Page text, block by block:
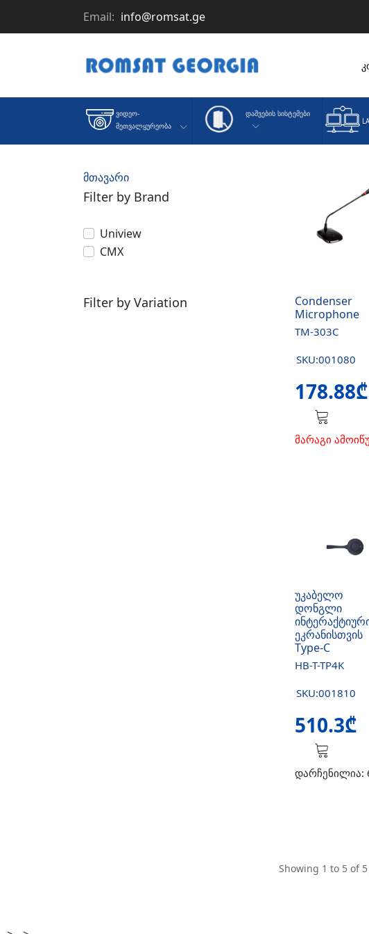
Email: info@romsat.ge
Ვიდეო-
Მეთვალყურეობა
Დაშვების Სისტემები
მთავარი
Filter by Brand
Uniview
CMX
Filter by Variation
Condenser
Microphone
TM-303C
SKU:001080
178.88₾
მარაგი
უკაბელო
დონგლი
ეკრანისთვის
Type-C
HB-T-TP4K
SKU:001810
510.3₾
დარჩენილია:
Showing 1 to 5 of 5